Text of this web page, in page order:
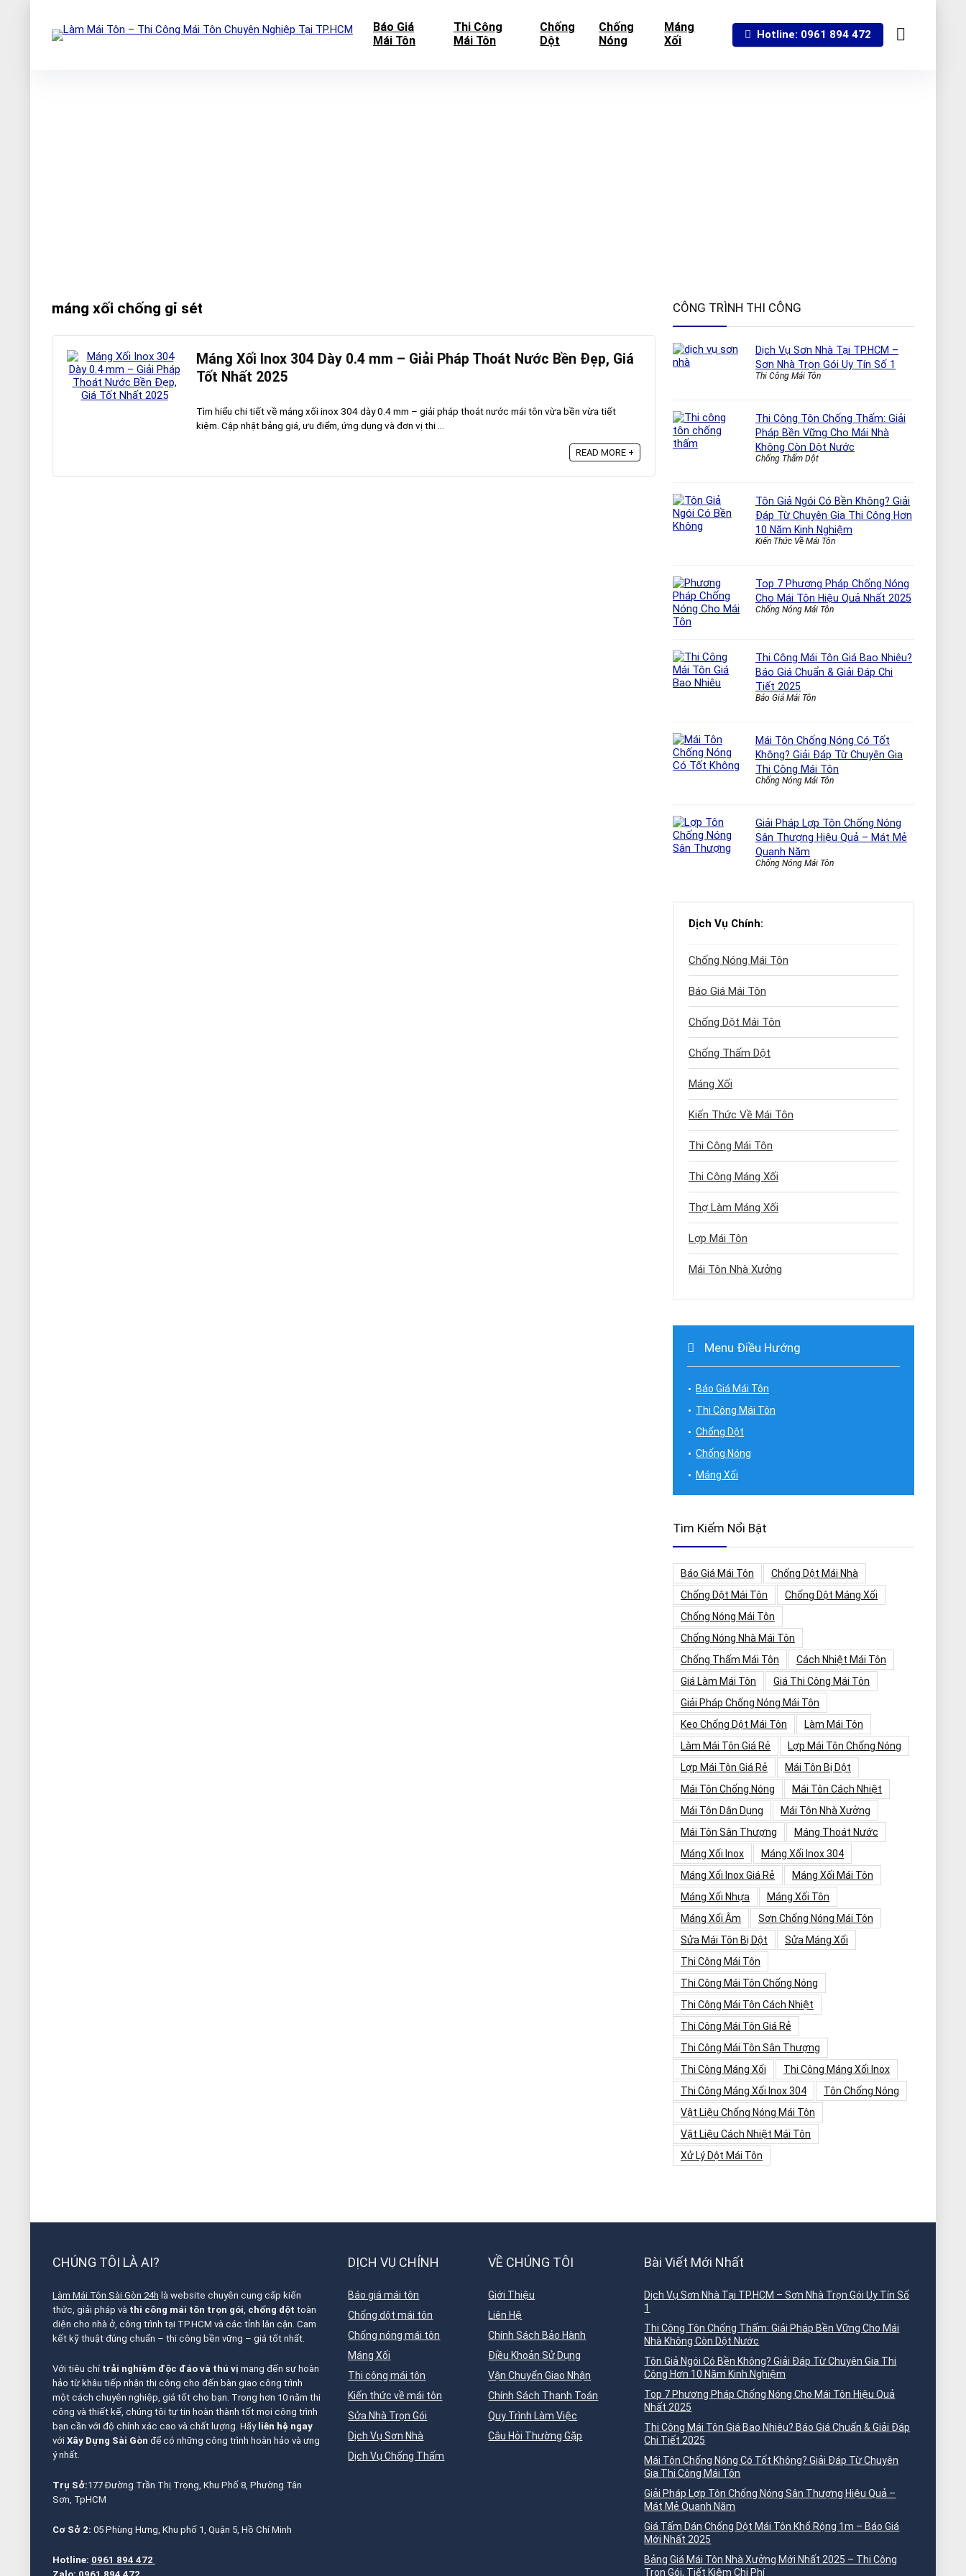
Báo Giá
Mái Tôn
Thi Công
Mái Tôn
Chống
Dột
Chống
Nóng
Máng
Xối
Hotline: 0961 894 472
máng xối chống gỉ sét
Máng Xối Inox 304 Dày 0.4 mm – Giải Pháp Thoát Nước Bền Đẹp, Giá
Tốt Nhất 2025
Tìm hiểu chi tiết về máng xối inox 304 dày 0.4 mm – giải pháp thoát nước mái tôn vừa bền vừa tiết
kiệm. Cập nhật bảng giá, ưu điểm, ứng dụng và đơn vị thi ...
READ MORE +
CÔNG TRÌNH THI CÔNG
Dịch Vụ Sơn Nhà Tại TP.HCM –
Sơn Nhà Trọn Gói Uy Tín Số 1
Thi Công Mái Tôn
Thi Công Tôn Chống Thấm: Giải
Pháp Bền Vững Cho Mái Nhà
Không Còn Dột Nước
Chống Thấm Dột
Tôn Giả Ngói Có Bền Không? Giải
Đáp Từ Chuyên Gia Thi Công Hơn
10 Năm Kinh Nghiệm
Kiến Thức Về Mái Tôn
Top 7 Phương Pháp Chống Nóng
Cho Mái Tôn Hiệu Quả Nhất 2025
Chống Nóng Mái Tôn
Thi Công Mái Tôn Giá Bao Nhiêu?
Báo Giá Chuẩn & Giải Đáp Chi
Tiết 2025
Báo Giá Mái Tôn
Mái Tôn Chống Nóng Có Tốt
Không? Giải Đáp Từ Chuyên Gia
Thi Công Mái Tôn
Chống Nóng Mái Tôn
Giải Pháp Lợp Tôn Chống Nóng
Sân Thượng Hiệu Quả – Mát Mẻ
Quanh Năm
Chống Nóng Mái Tôn
Dịch Vụ Chính:
Chống Nóng Mái Tôn
Báo Giá Mái Tôn
Chống Dột Mái Tôn
Chống Thấm Dột
Máng Xối
Kiến Thức Về Mái Tôn
Thi Công Mái Tôn
Thi Công Máng Xối
Thợ Làm Máng Xối
Lợp Mái Tôn
Mái Tôn Nhà Xưởng
Menu Điều Hướng
Báo Giá Mái Tôn
Thi Công Mái Tôn
Chống Dột
Chống Nóng
Máng Xối
Tìm Kiếm Nổi Bật
Báo Giá Mái Tôn
Chống Dột Mái Nhà
Chống Dột Mái Tôn
Chống Dột Máng Xối
Chống Nóng Mái Tôn
Chống Nóng Nhà Mái Tôn
Chống Thấm Mái Tôn
Cách Nhiệt Mái Tôn
Giá Làm Mái Tôn
Giá Thi Công Mái Tôn
Giải Pháp Chống Nóng Mái Tôn
Keo Chống Dột Mái Tôn
Làm Mái Tôn
Làm Mái Tôn Giá Rẻ
Lợp Mái Tôn Chống Nóng
Lợp Mái Tôn Giá Rẻ
Mái Tôn Bị Dột
Mái Tôn Chống Nóng
Mái Tôn Cách Nhiệt
Mái Tôn Dân Dụng
Mái Tôn Nhà Xưởng
Mái Tôn Sân Thượng
Máng Thoát Nước
Máng Xối Inox
Máng Xối Inox 304
Máng Xối Inox Giá Rẻ
Máng Xối Mái Tôn
Máng Xối Nhựa
Máng Xối Tôn
Máng Xối Âm
Sơn Chống Nóng Mái Tôn
Sửa Mái Tôn Bị Dột
Sửa Máng Xối
Thi Công Mái Tôn
Thi Công Mái Tôn Chống Nóng
Thi Công Mái Tôn Cách Nhiệt
Thi Công Mái Tôn Giá Rẻ
Thi Công Mái Tôn Sân Thượng
Thi Công Máng Xối
Thi Công Máng Xối Inox
Thi Công Máng Xối Inox 304
Tôn Chống Nóng
Vật Liệu Chống Nóng Mái Tôn
Vật Liệu Cách Nhiệt Mái Tôn
Xử Lý Dột Mái Tôn
CHÚNG TÔI LÀ AI?
Làm Mái Tôn Sài Gòn 24h là website chuyên cung cấp kiến
thức, giải pháp và thi công mái tôn trọn gói, chống dột toàn
diện cho nhà ở, công trình tại TP.HCM và các tỉnh lân cận. Cam
kết kỹ thuật đúng chuẩn – thi công bền vững – giá tốt nhất.
Với tiêu chí trải nghiệm độc đáo và thú vị mang đến sự hoàn
hảo từ khâu tiếp nhận thi công cho đến bàn giao công trình
một cách chuyên nghiệp, giá tốt cho bạn. Trong hơn 10 năm thi
công và thiết kế, chúng tôi tự tin hoàn thành tốt mọi công trình
bạn cần với độ chính xác cao và chất lượng. Hãy liên hệ ngay
với Xây Dựng Sài Gòn để có những công trình hoàn hảo và ưng
ý nhất.
Trụ Sở:177 Đường Trần Thị Trọng, Khu Phố 8, Phường Tân
Sơn, TpHCM
Cơ Sở 2: 05 Phùng Hưng, Khu phố 1, Quận 5, Hồ Chí Minh
Hotline: 0961 894 472
DỊCH VỤ CHÍNH
Báo giá mái tôn
Chống dột mái tôn
Chống nóng mái tôn
Máng Xối
Thi công mái tôn
Kiến thức về mái tôn
Sửa Nhà Trọn Gói
Dịch Vụ Sơn Nhà
Dịch Vụ Chống Thấm
VỀ CHÚNG TÔI
Giới Thiệu
Liên Hệ
Chính Sách Bảo Hành
Điều Khoản Sử Dụng
Vận Chuyển Giao Nhận
Chính Sách Thanh Toán
Quy Trình Làm Việc
Câu Hỏi Thường Gặp
Bài Viết Mới Nhất
Dịch Vụ Sơn Nhà Tại TP.HCM – Sơn Nhà Trọn Gói Uy Tín Số
1
Thi Công Tôn Chống Thấm: Giải Pháp Bền Vững Cho Mái
Nhà Không Còn Dột Nước
Tôn Giả Ngói Có Bền Không? Giải Đáp Từ Chuyên Gia Thi
Công Hơn 10 Năm Kinh Nghiệm
Top 7 Phương Pháp Chống Nóng Cho Mái Tôn Hiệu Quả
Nhất 2025
Thi Công Mái Tôn Giá Bao Nhiêu? Báo Giá Chuẩn & Giải Đáp
Chi Tiết 2025
Mái Tôn Chống Nóng Có Tốt Không? Giải Đáp Từ Chuyên
Gia Thi Công Mái Tôn
Giải Pháp Lợp Tôn Chống Nóng Sân Thượng Hiệu Quả –
Mát Mẻ Quanh Năm
Giá Tấm Dán Chống Dột Mái Tôn Khổ Rộng 1m – Báo Giá
Mới Nhất 2025
Bảng Giá Mái Tôn Nhà Xưởng Mới Nhất 2025 – Thi Công
Trọn Gói, Tiết Kiệm Chi Phí